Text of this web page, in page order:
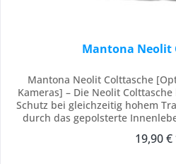
Mantona Neolit
Mantona Neolit Colttasche
Kameras] – Die Neolit
Schutz bei gleichzeitig hohem
durch das gepolsterte
z. B. kompatibel mit Sony A7C
19,90